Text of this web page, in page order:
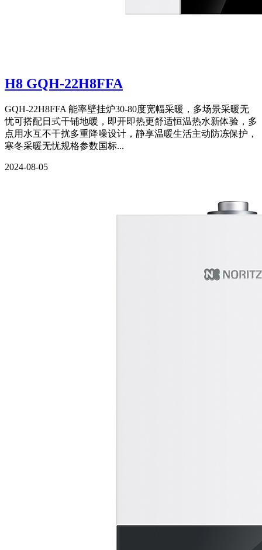
H8 GQH-22H8FFA
GQH-22H8FFA 能率壁挂炉30-80度宽幅采暖，多场景采暖无
忧可搭配日式干铺地暖，即开即热更舒适恒温热水新体验，多
点用水互不干扰多重降噪设计，静享温暖生活主动防冻保护，
寒冬采暖无忧规格参数国标...
2024-08-05